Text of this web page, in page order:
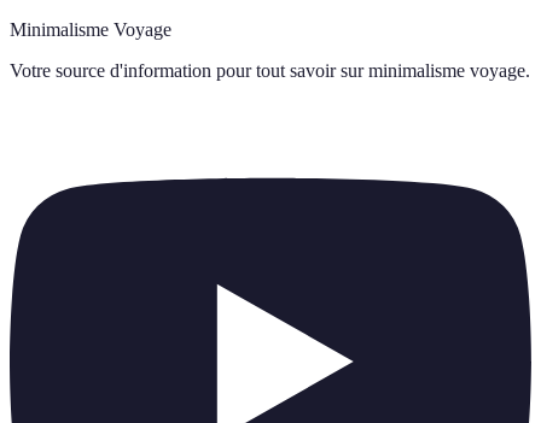
Minimalisme Voyage
Votre source d'information pour tout savoir sur minimalisme voyage.